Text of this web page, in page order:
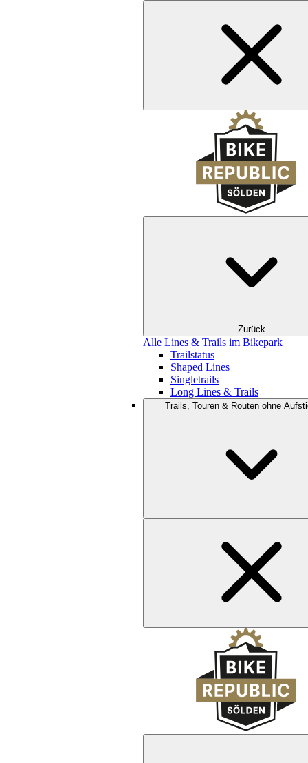
Zurück
Alle Lines & Trails im Bikepark
Trailstatus
Shaped Lines
Singletrails
Long Lines & Trails
Trails, Touren & Routen ohne